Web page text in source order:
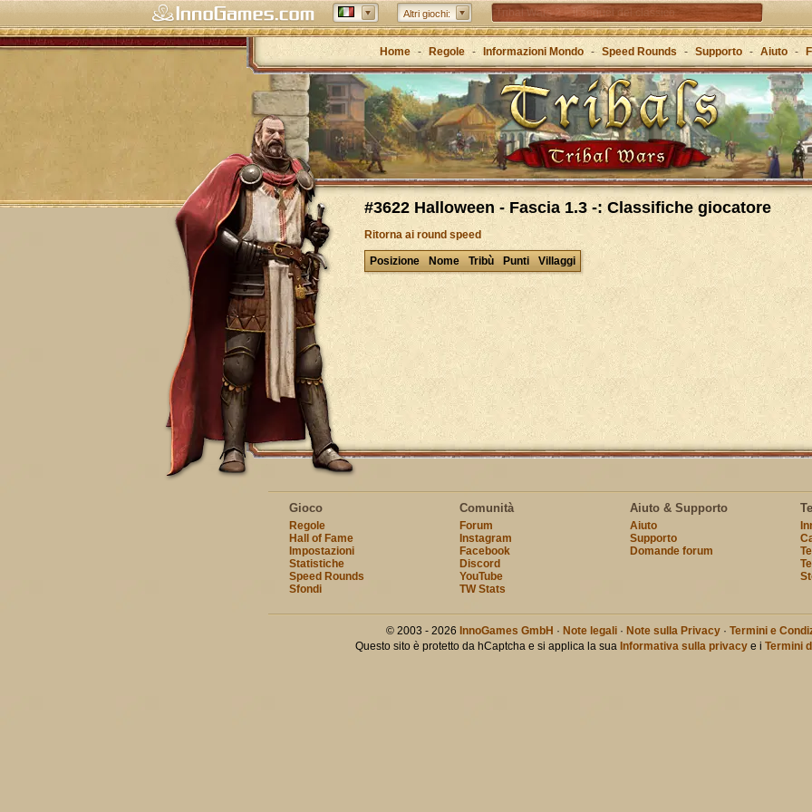
Altri giochi: Tribal Wars 2 – il sequel del classico
Forge of Empires – Attraverso le ere con la strategia
Grepolis – Crea il tuo regno nell’antica Grecia
Home - Regole - Informazioni Mondo - Speed Rounds - Supporto - Aiuto -
#3622 Halloween - Fascia 1.3 -: Classifiche giocatore
Ritorna ai round speed
Posizione Nome Tribù Punti Villaggi
Gioco
Regole
Hall of Fame
Impostazioni
Statistiche
Speed Rounds
Sfondi
Comunità
Forum
Instagram
Facebook
Discord
YouTube
TW Stats
Aiuto & Supporto
Aiuto
Supporto
Domande forum
© 2003 - 2026 InnoGames GmbH · Note legali· Note sulla Privacy· Termini e
Questo sito è protetto da hCaptcha e si applica la sua Informativa sulla privacye i Termini